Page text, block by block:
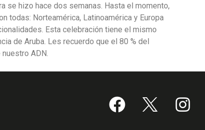
se hizo hace dos semanas. Hasta el momento,
todas: Norteamérica, Latinoamérica y Europa
Esta celebración tiene el mismo
de Aruba. Les recuerdo que el 80 % del
ADN.